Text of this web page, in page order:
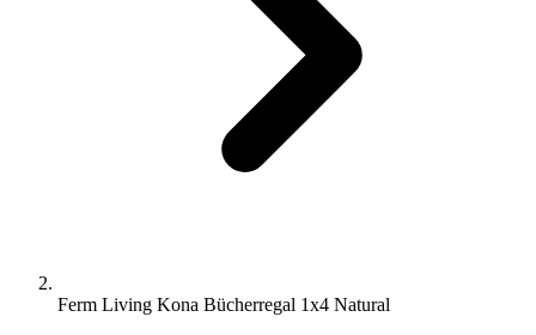
Ferm Living Kona Bücherregal 1x4 Natural